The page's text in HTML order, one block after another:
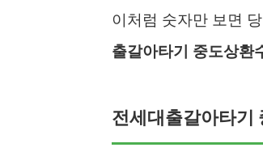
이처럼 숫자만 보면
출갈아타기 중도상환
전세대출갈아타기